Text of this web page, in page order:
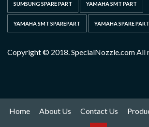
SUMSUNG SPARE PART YAMAHA SMT PART
YAMAHA SMT SPAREPART YAMAHA SPARE PART
Copyright © 2018. SpecialNozzle.com All
Home About Us Contact Us